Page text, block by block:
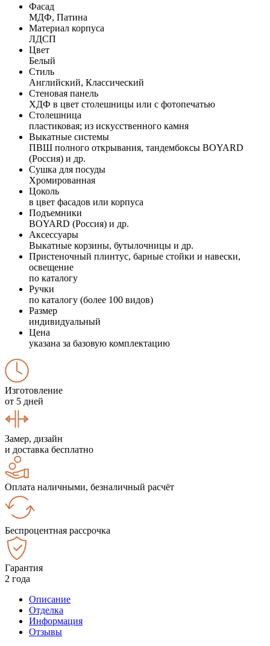
Фасад
МДФ, Патина
Материал корпуса
ЛДСП
Цвет
Белый
Стиль
Английский, Классический
Стеновая панель
ХДФ в цвет столешницы или с фотопечатью
Столешница
пластиковая; из искусственного камня
Выкатные системы
ПВШ полного открывания, тандембоксы BOYARD
(Россия) и др.
Сушка для посуды
Хромированная
Цоколь
в цвет фасадов или корпуса
Подъемники
BOYARD (Россия) и др.
Аксессуары
Выкатные корзины, бутылочницы и др.
Пристеночный плинтус, барные стойки и навески,
освещение
по каталогу
Ручки
по каталогу (более 100 видов)
Размер
индивидуальный
Цена
указана за базовую комплектацию
Изготовление
от 5 дней
Замер, дизайн
и доставка бесплатно
Оплата наличными, безналичный расчёт
Беспроцентная рассрочка
Гарантия
2 года
Описание
Отделка
Информация
Отзывы